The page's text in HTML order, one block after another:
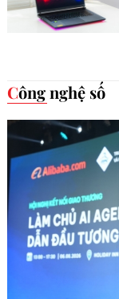
Công nghệ số